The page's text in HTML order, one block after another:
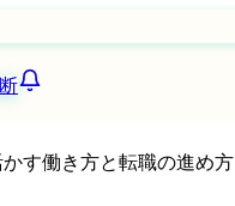
す働き方と転職の進め方